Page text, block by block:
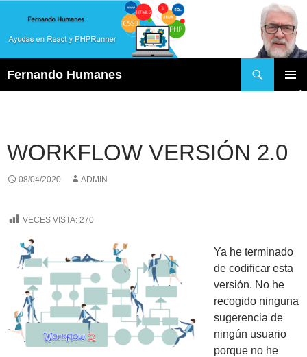
Fernando Humanes
WORKFLOW VERSIÓN 2.0
08/04/2020 ADMIN
VECES VISTA: 270
Ya he terminado
de codificar esta
versión. No he
recogido ninguna
sugerencia de
ningún usuario
porque no he